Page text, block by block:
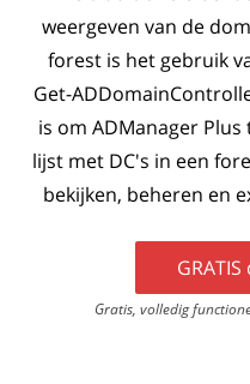
weergeven van de
forest is het gebruik
Get-
is om ADManager
lijst met DC's in een
bekijken, beheren en
Gratis, volledig